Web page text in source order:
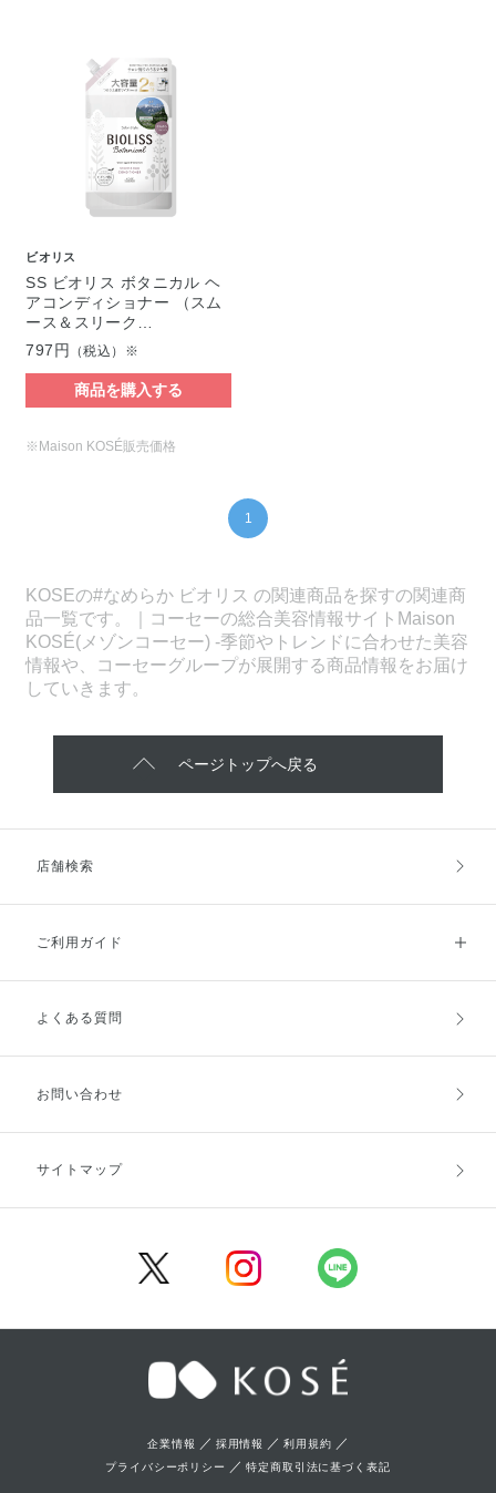
ビオリス
SS ビオリス ボタニカル ヘ
アコンディショナー （スム
ース＆スリーク…
797円
（税込）※
商品を購入する
※Maison KOSÉ販売価格
1
KOSEの#なめらか ビオリス の関連商品を探すの関連商
品一覧です。｜コーセーの総合美容情報サイトMaison
KOSÉ(メゾンコーセー) -季節やトレンドに合わせた美容
情報や、コーセーグループが展開する商品情報をお届け
していきます。
ページトップへ戻る
店舗検索
ご利用ガイド
ご利用ガイドトップ
お支払方法
キャンセル・返品・交換
よくある質問
お問い合わせ
サイトマップ
企業情報 ／ 採用情報 ／利用規約 ／
プライバシーポリシー ／特定商取引法に基づく表記